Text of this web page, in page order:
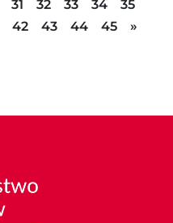
31 32 33 34
35
42 43 44 45 »